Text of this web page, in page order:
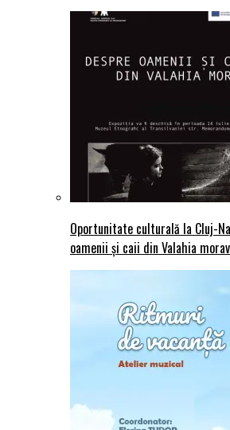
Oportunitate culturală la Cluj-
oamenii și caii din Valahia